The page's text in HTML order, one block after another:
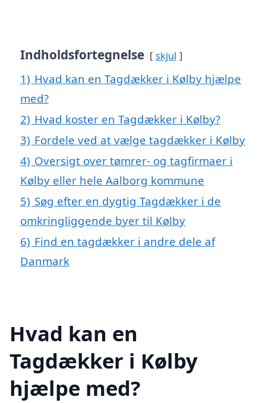
Indholdsfortegnelse skjul
1) Hvad kan en Tagdækker i Kølby hjælpe
med?
2) Hvad koster en Tagdækker i Kølby?
3) Fordele ved at vælge tagdækker i Kølby
4) Oversigt over tømrer- og tagfirmaer i
Kølby eller hele Aalborg kommune
5) Søg efter en dygtig Tagdækker i de
omkringliggende byer til Kølby
6) Find en tagdækker i andre dele af
Danmark
Hvad kan en
Tagdækker i Kølby
hjælpe med?